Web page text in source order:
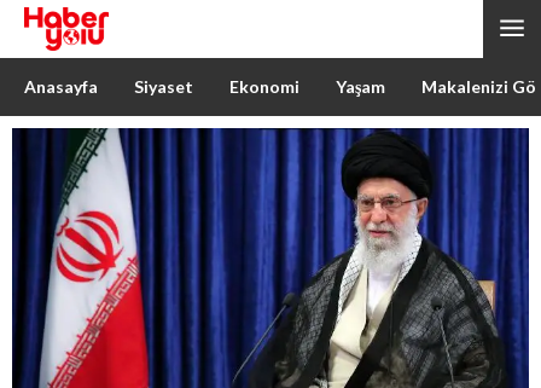
Anasayfa Siyaset Ekonomi Yaşam Makalenizi